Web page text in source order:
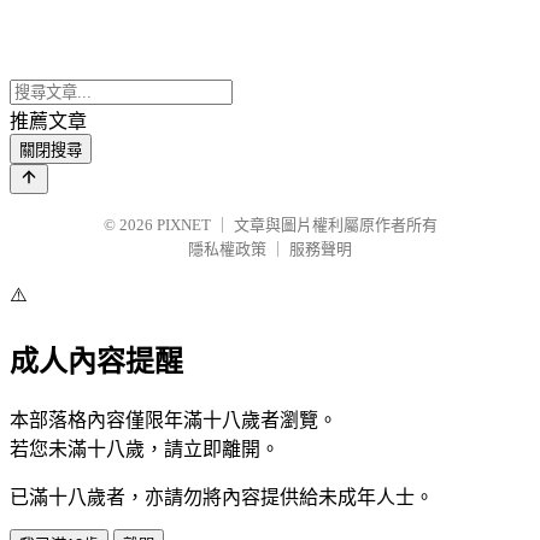
推薦文章
關閉搜尋
© 2026 PIXNET
文章與圖片權利屬原作者所有
隱私權政策
服務聲明
⚠️
成人內容提醒
本部落格內容僅限年滿十八歲者瀏覽。
若您未滿十八歲，請立即離開。
已滿十八歲者，亦請勿將內容提供給未成年人士。